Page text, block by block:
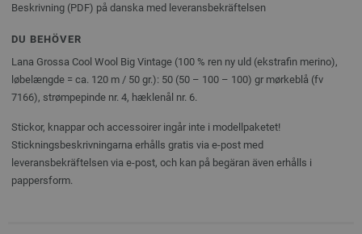
Beskrivning (PDF) på danska med leveransbekräftelsen
DU BEHÖVER
Lana Grossa Cool Wool Big Vintage (100 % ren ny uld (ekstrafin merino),
løbelængde = ca. 120 m / 50 gr.): 50 (50 – 100 – 100) gr mørkeblå (fv
7166), strømpepinde nr. 4, hæklenål nr. 6.
Stickor, knappar och accessoirer ingår inte i modellpaketet!
Stickningsbeskrivningarna erhålls gratis via e-post med
leveransbekräftelsen via e-post, och kan på begäran även erhålls i
pappersform.